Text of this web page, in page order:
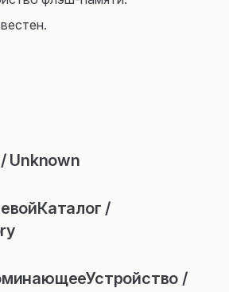
Unknown
/
/